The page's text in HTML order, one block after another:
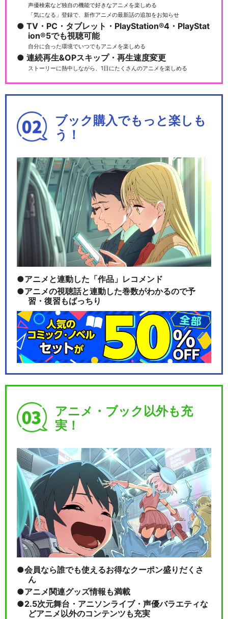
声優検索など独自の機能で好きなアニメを楽しめる
「気になる」登録で、新作アニメの最新話の追加をお知らせ
TV・PC・タブレット・PlayStation®4・PlayStat
ion®5でも視聴可能
自分に合った環境でいつでもアニメを楽しめる
連続再生&OPスキップ・再生速度変更
ストーリーに熱中しながら、1日にたくさんのアニメを楽しめる
ブック購入でもっと楽しも
う！
アニメと連動した「作品」レコメンド
アニメの視聴話と連動した巻数がわかるので予
習・復習もばっちり
アニメ・ブック以外も充
実！
会員なら誰でも使えるお得なクーポン盛りだくさ
ん
アニメ関連グッズ情報も満載
2.5次元舞台・アニソンライブ・声優バラエティな
どアニメ以外のコンテンツも充実